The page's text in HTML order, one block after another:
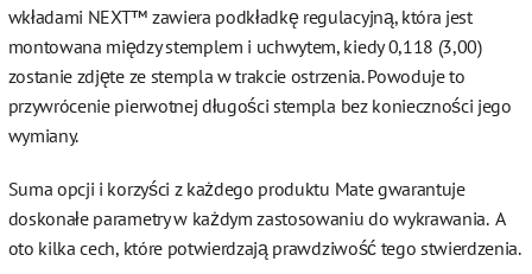
wkładami NEXT™ zawiera podkładkę regulacyjną, która jest
montowana między stemplem i uchwytem, kiedy 0,118 (3,00)
zostanie zdjęte ze stempla w trakcie ostrzenia. Powoduje to
przywrócenie pierwotnej długości stempla bez konieczności jego
wymiany.
Suma opcji i korzyści z każdego produktu Mate gwarantuje
doskonałe parametry w każdym zastosowaniu do wykrawania. A
oto kilka cech, które potwierdzają prawdziwość tego stwierdzenia.